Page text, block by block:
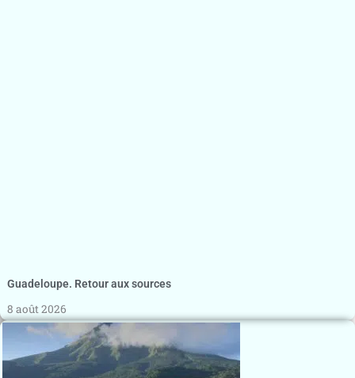
Guadeloupe. Retour aux sources
8 août 2026